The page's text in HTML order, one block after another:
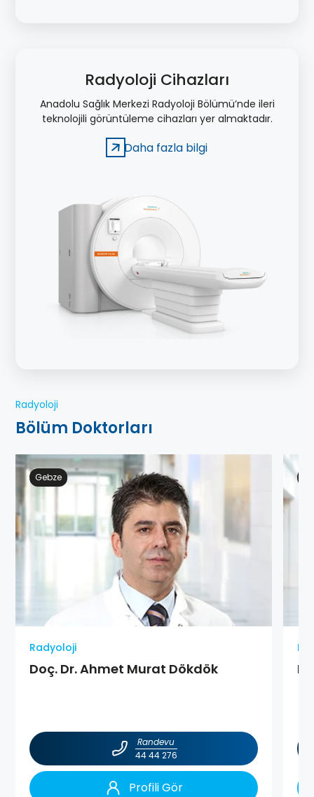
Radyoloji Cihazları
Anadolu Sağlık Merkezi Radyoloji Bölümü’nde ileri
teknolojili görüntüleme cihazları yer almaktadır.
Daha fazla bilgi
Radyoloji
Bölüm Doktorları
Gebze
Radyoloji
Doç. Dr. Ahmet Murat Dökdök
Randevu
44 44 276
Profili Gör